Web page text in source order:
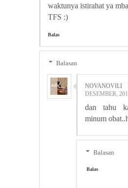
waktunya istirahat ya
TFS :)
Balas
Balasan
NOVANOVILI
DESEMBER,
dan tahu
minum
Balasan
Balas